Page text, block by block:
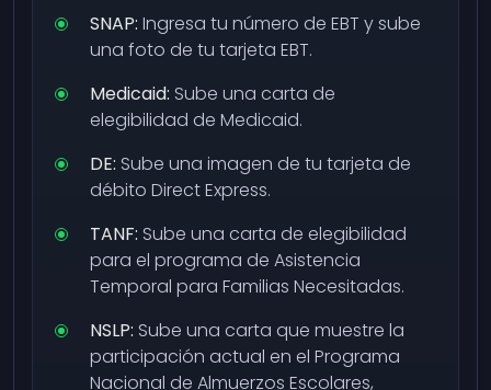
SNAP: Ingresa tu número de EBT y sube
una foto de tu tarjeta EBT.
Medicaid: Sube una carta de
elegibilidad de Medicaid.
DE: Sube una imagen de tu tarjeta de
débito Direct Express.
TANF: Sube una carta de elegibilidad
para el programa de Asistencia
Temporal para Familias Necesitadas.
NSLP: Sube una carta que muestre la
participación actual en el Programa
Nacional de Almuerzos Escolares,